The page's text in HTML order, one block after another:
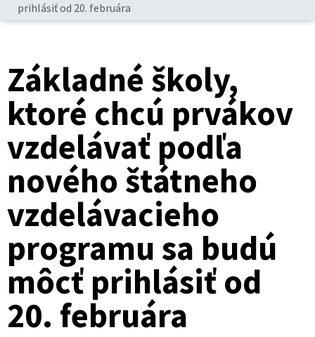
prihlásiť od 20. februára
Základné školy,
ktoré chcú prvákov
vzdelávať podľa
nového štátneho
vzdelávacieho
programu sa budú
môcť prihlásiť od
20. februára